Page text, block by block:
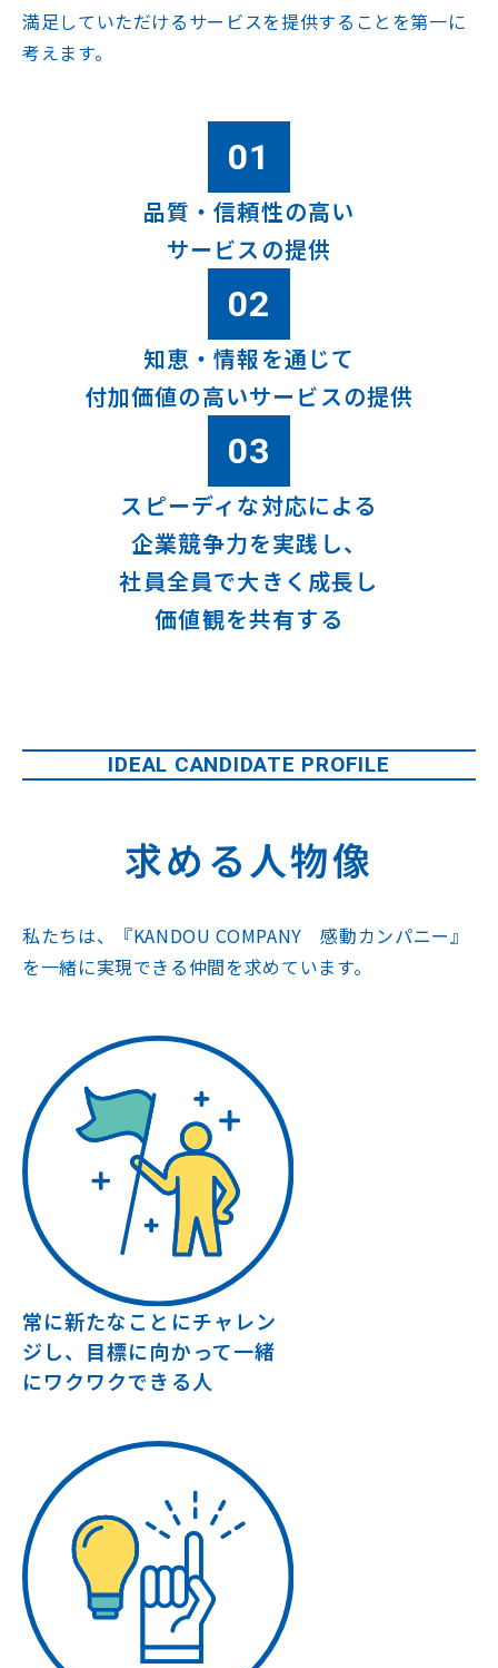
満足していただけるサービスを提供することを第一に
考えます。
品質・信頼性の高い
サービスの提供
知恵・情報を通じて
付加価値の高いサービスの提供
スピーディな対応による
企業競争力を実践し、
社員全員で大きく成長し
価値観を共有する
IDEAL CANDIDATE PROFILE
求める人物像
私たちは、『KANDOU COMPANY 感動カンパニー』
を一緒に実現できる仲間を求めています。
常に新たなことにチャレン
ジし、目標に向かって一緒
にワクワクできる人